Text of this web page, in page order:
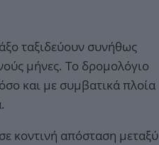
ταξιδεύουν συνήθως
μήνες. Το δρομολόγιο
και με συμβατικά πλοία
κοντινή απόσταση μεταξύ